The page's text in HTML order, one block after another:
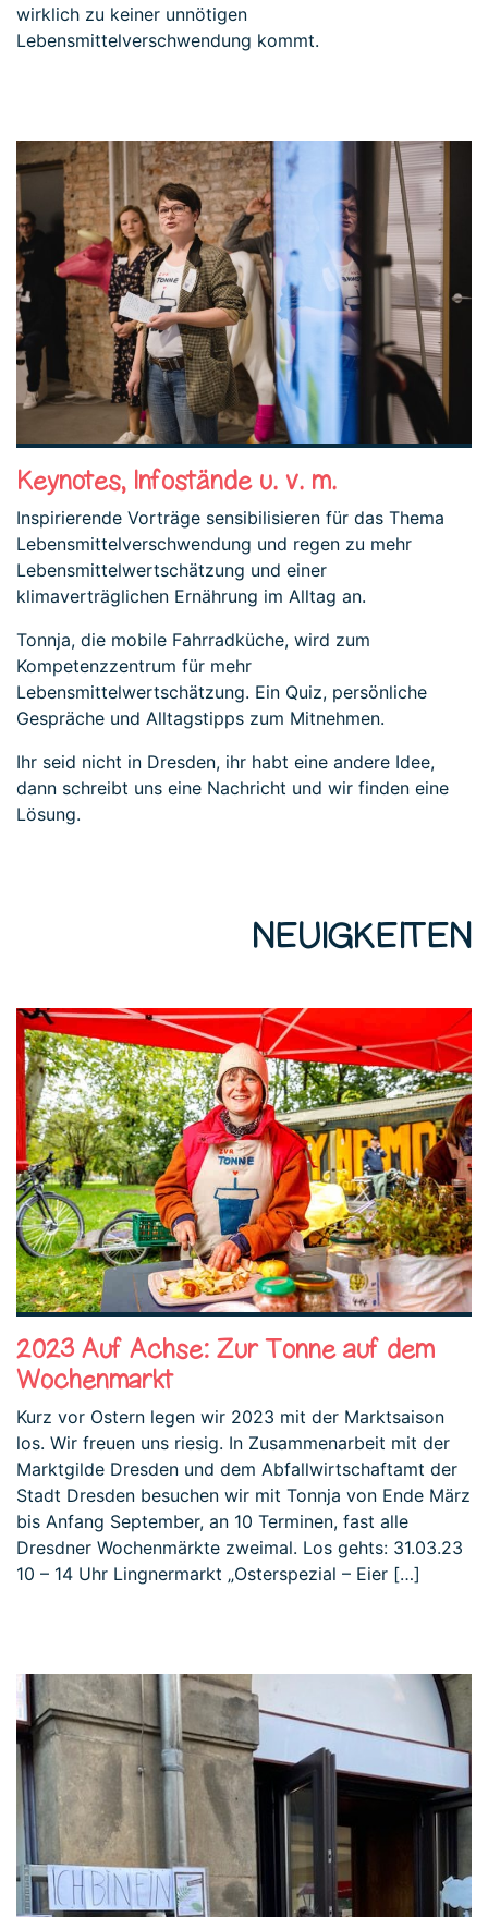
wirklich zu keiner unnötigen
Lebensmittelverschwendung kommt.
Keynotes, Infostände u. v. m.
Inspirierende Vorträge sensibilisieren für das Thema
Lebensmittelverschwendung und regen zu mehr
Lebensmittelwertschätzung und einer
klimaverträglichen Ernährung im Alltag an.
Tonnja, die mobile Fahrradküche, wird zum
Kompetenzzentrum für mehr
Lebensmittelwertschätzung. Ein Quiz, persönliche
Gespräche und Alltagstipps zum Mitnehmen.
Ihr seid nicht in Dresden, ihr habt eine andere Idee,
dann schreibt uns eine Nachricht und wir finden eine
Lösung.
NEUIGKEITEN
2023 Auf Achse: Zur Tonne auf dem
Wochenmarkt
Kurz vor Ostern legen wir 2023 mit der Marktsaison
los. Wir freuen uns riesig. In Zusammenarbeit mit der
Marktgilde Dresden und dem Abfallwirtschaftamt der
Stadt Dresden besuchen wir mit Tonnja von Ende März
bis Anfang September, an 10 Terminen, fast alle
Dresdner Wochenmärkte zweimal. Los gehts: 31.03.23
10 – 14 Uhr Lingnermarkt „Osterspezial – Eier […]